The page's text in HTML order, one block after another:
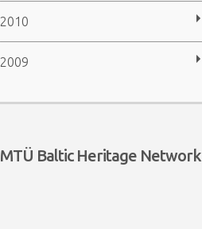
2010
2009
MTÜ Baltic Heritage Network